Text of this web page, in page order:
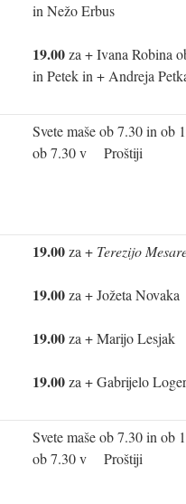
in Nežo Erbus
19.00za + Ivana Robina
in Petek in + Andreja
Svete maše ob 7.30 in ob
ob 7.30 v Proštiji
19.00za + Terezijo
19.00za + Jožeta Novaka
19.00za + Marijo Lesjak
19.00za + Gabrijelo
Svete maše ob 7.30 in ob
ob 7.30 v Proštiji